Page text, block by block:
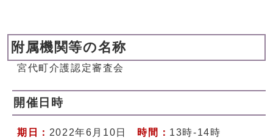
附属機関等の名称
宮代町介護認定審査会
開催日時
期日： 2022年6月10日 時間： 13時-14時